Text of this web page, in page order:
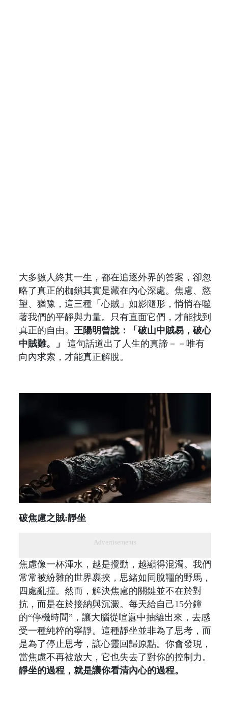
大多數人終其一生，都在追逐外界的答案，卻忽
略了真正的枷鎖其實是藏在內心深處。焦慮、慾
望、猶豫，這三種「心賊」如影隨形，悄悄吞噬
著我們的平靜與力量。只有直面它們，才能找到
真正的自由。 王陽明曾說：「破山中賊易，破心
中賊難。」
這句話道出了人生的真諦－－唯有
向內求索，才能真正解脫。
破焦慮之賊:靜坐
Advertisements
焦慮像一杯渾水，越是攪動，越顯得混濁。我們
常常被紛雜的世界裹挾，思緒如同脫韁的野馬，
四處亂撞。然而，解決焦慮的關鍵並不在於對
抗，而是在於接納與沉澱。每天給自己15分鐘
的“停機時間”，讓大腦從喧囂中抽離出來，去感
受一種純粹的寧靜。這種靜坐並非為了思考，而
是為了停止思考，讓心靈回歸原點。你會發現，
當焦慮不再被放大，它也失去了對你的控制力。
靜坐的過程，就是讓你看清內心的過程。